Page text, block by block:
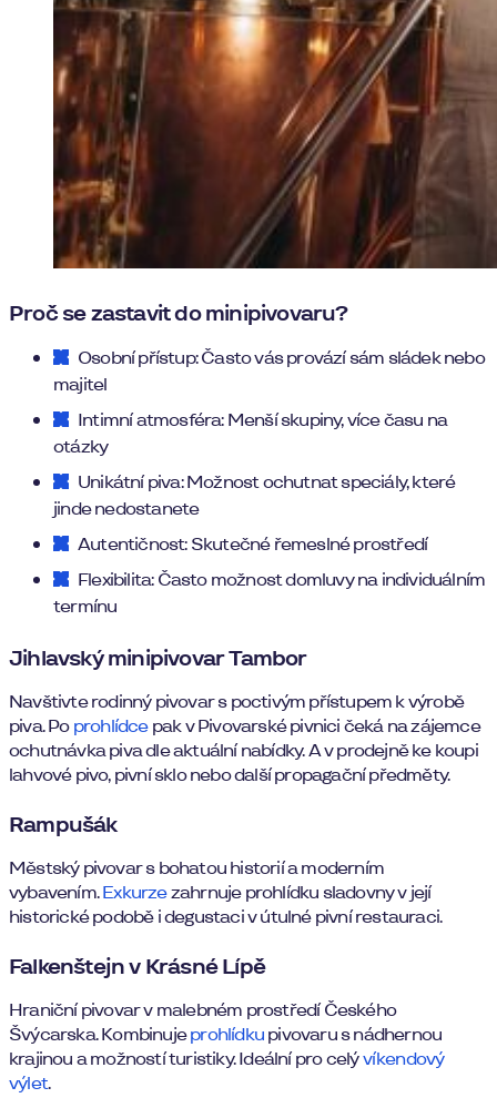
Proč se zastavit do minipivovaru?
Osobní přístup: Často vás provází sám sládek nebo
majitel
Intimní atmosféra: Menší skupiny, více času na
otázky
Unikátní piva: Možnost ochutnat speciály, které
jinde nedostanete
Autentičnost: Skutečné řemeslné prostředí
Flexibilita: Často možnost domluvy na individuálním
termínu
Jihlavský minipivovar Tambor
Navštivte rodinný pivovar s poctivým přístupem k výrobě
piva. Poprohlídcepak v Pivovarské pivnici čeká na zájemce
ochutnávka piva dle aktuální nabídky. A v prodejně ke koupi
lahvové pivo, pivní sklo nebo další propagační předměty.
Rampušák
Městský pivovar s bohatou historií a moderním
vybavením.Exkurzezahrnuje prohlídku sladovny v její
historické podobě i degustaci v útulné pivní restauraci.
Falkenštejn v Krásné Lípě
Hraniční pivovar v malebném prostředí Českého
Švýcarska. Kombinujeprohlídkupivovaru s nádhernou
krajinou a možností turistiky. Ideální pro celývíkendový
výlet.